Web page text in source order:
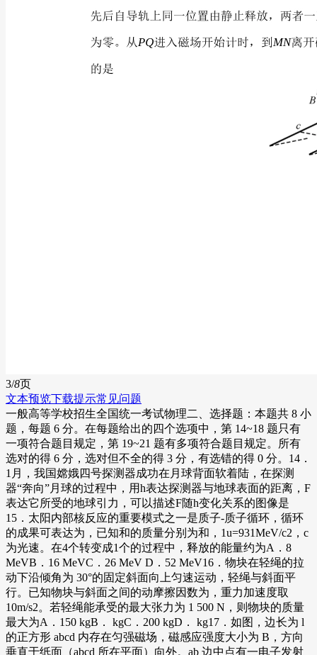
3/8页
文本预览下载提示常见问题
一般高等学校招生全国统一考试物理二、选择题：本题共 8 小
题，每题 6 分。在每题给出的四个选项中，第 14~18 题只有
一项符合题目规定，第 19~21 题有多项符合题目规定。所有
选对的得 6 分，选对但不全的得 3 分，有选错的得 0 分。14．
1月，我国嫦娥四号探测器成功在月球背面软着陆，在探测
器“奔向”月球的过程中，用h表达探测器与地球表面的距离，F
表达它所受的地球引力，可以描述F随h变化关系的图像是
15．太阳内部核反应的重要模式之一是质子-质子循环，循环
的成果可表达为，已知和的质量分别为和，1u=931MeV/c2，c
为光速。在4个转变成1个的过程中，释放的能量约为A．8
MeVB．16 MeVC．26 MeV D．52 MeV16．物块在轻绳的拉
动下沿倾角为 30°的固定斜面向上匀速运动，轻绳与斜面平
行。已知物块与斜面之间的动摩擦因数为，重力加速度取
10m/s2。若轻绳能承受的最大张力为 1 500 N，则物块的质量
最大为A．150 kgB． kgC．200 kgD． kg17．如图，边长为 l
的正方形 abcd 内存在匀强磁场，磁感应强度大小为 B，方向
垂直于纸面（abcd 所在平面）向外。ab 边中点有一电子发射